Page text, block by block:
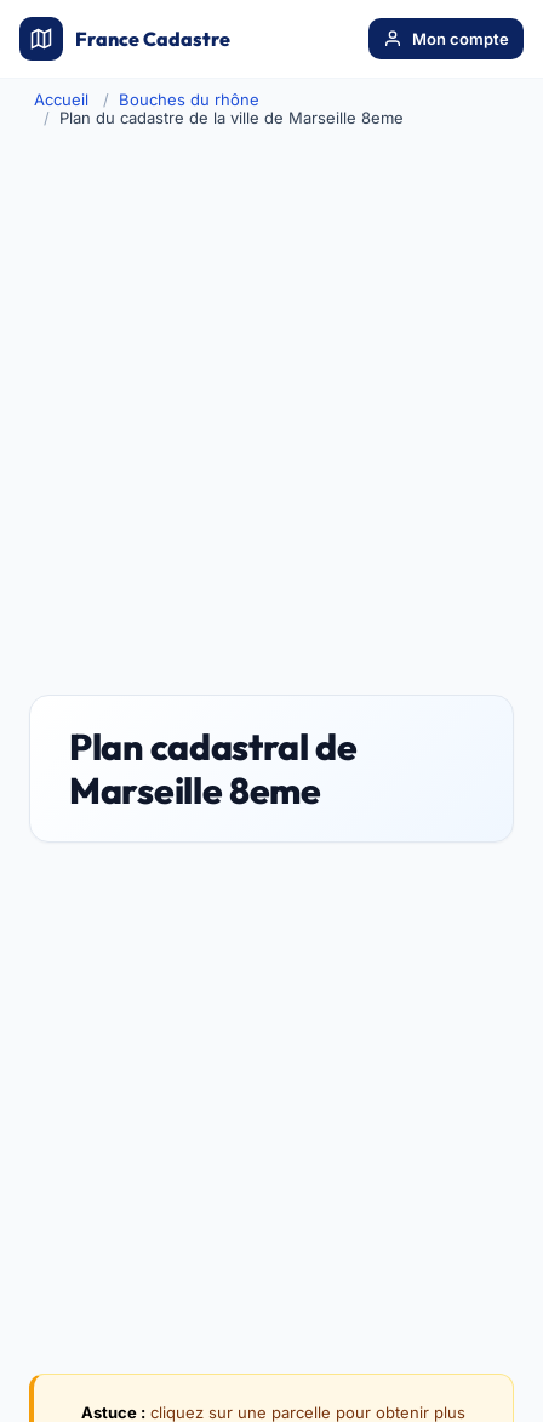
France Cadastre Mon compte
Accueil
Bouches du rhône
Plan du cadastre de la ville de Marseille 8eme
Plan cadastral de
Marseille 8eme
Astuce : cliquez sur une parcelle pour obtenir plus